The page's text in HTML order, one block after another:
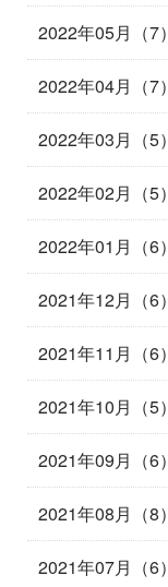
2022年05月（7）
2022年04月（7）
2022年03月（5）
2022年02月（5）
2022年01月（6）
2021年12月（6）
2021年11月（6）
2021年10月（5）
2021年09月（6）
2021年08月（8）
2021年07月（6）